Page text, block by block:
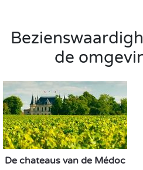
de
De chateaus van de Médoc